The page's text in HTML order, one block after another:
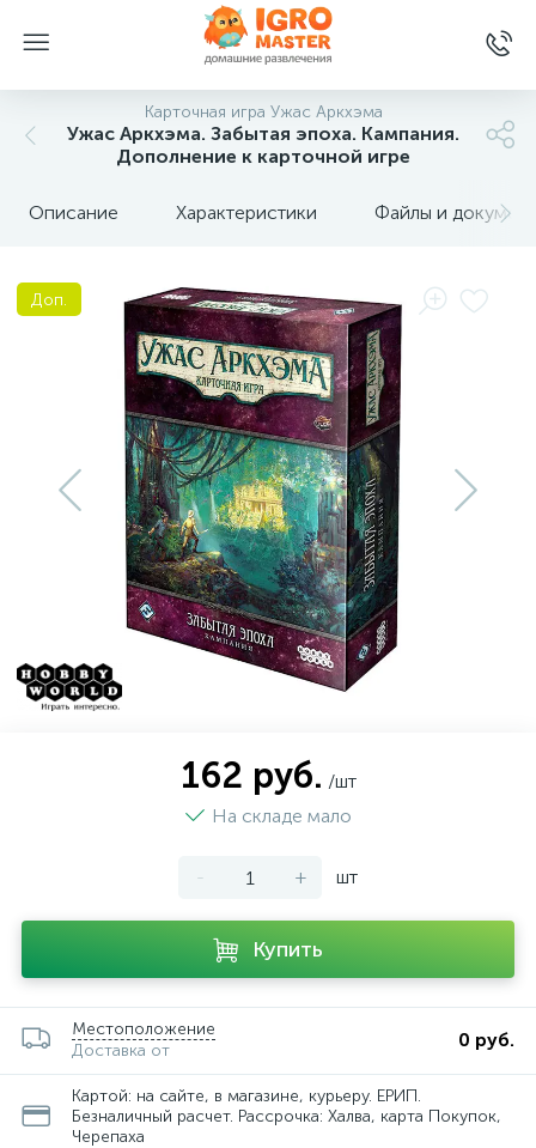
Карточная игра Ужас Аркхэма
Ужас Аркхэма. Забытая эпоха. Кампания.
Дополнение к карточной игре
Описание Характеристики Файлы и
Доп.
162 руб. /шт
На складе мало
- + шт
Купить
Местоположение
Доставка от
0 руб.
Картой: на сайте, в магазине, курьеру. ЕРИП.
Безналичный расчет. Рассрочка: Халва, карта Покупок,
Черепаха